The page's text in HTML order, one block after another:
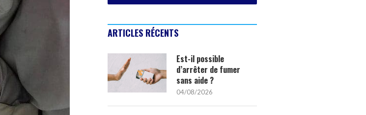
ARTICLES RÉCENTS
Est-il possible
d’arrêter de fumer
sans aide ?
04/08/2026